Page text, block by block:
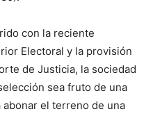
con la reciente
Electoral y la provisión
de Justicia, la sociedad
sea fruto de una
el terreno de una